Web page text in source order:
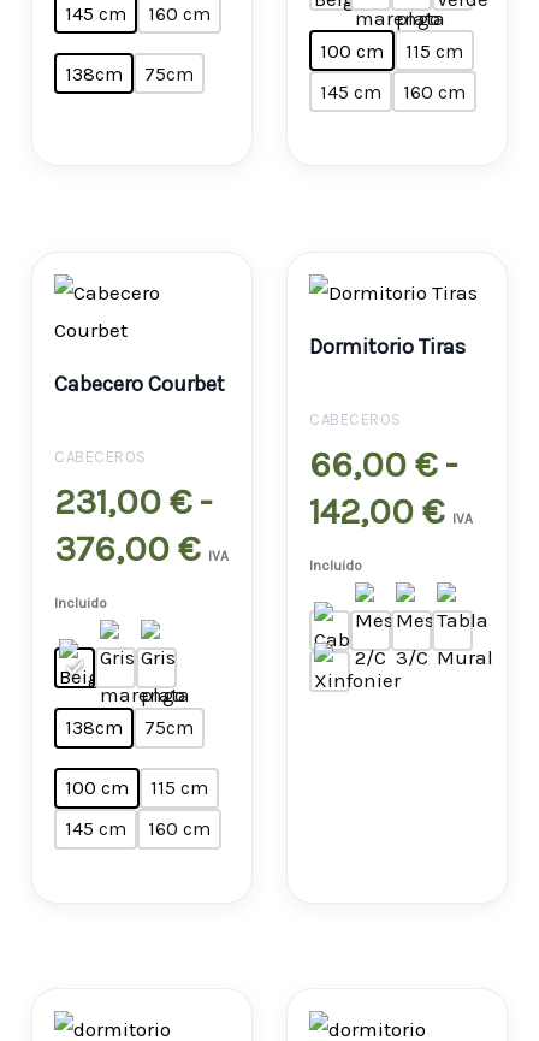
145 cm 160 cm
138cm 75cm
100 cm
115 cm
145 cm
160 cm
Cabecero Courbet
CABECEROS
231,00€ -
376,00€
precios:
231,00 €
hasta
376,00 €
IVA
Incluido
138cm 75cm
100 cm
115 cm
145 cm
160 cm
Dormitorio Tiras
CABECEROS
66,00€ -
142,00€hasta
IVA
Incluido